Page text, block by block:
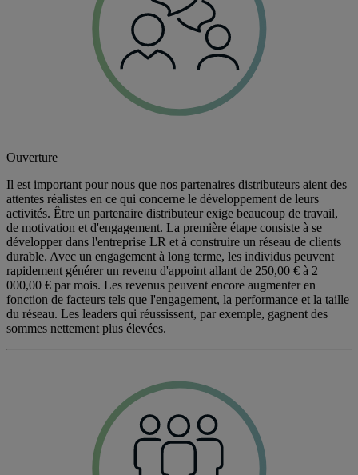
Ouverture
Il est important pour nous que nos partenaires distributeurs aient des
attentes réalistes en ce qui concerne le développement de leurs
activités. Être un partenaire distributeur exige beaucoup de travail,
de motivation et d'engagement. La première étape consiste à se
développer dans l'entreprise LR et à construire un réseau de clients
durable. Avec un engagement à long terme, les individus peuvent
rapidement générer un revenu d'appoint allant de 250,00 € à 2
000,00 € par mois. Les revenus peuvent encore augmenter en
fonction de facteurs tels que l'engagement, la performance et la taille
du réseau. Les leaders qui réussissent, par exemple, gagnent des
sommes nettement plus élevées.